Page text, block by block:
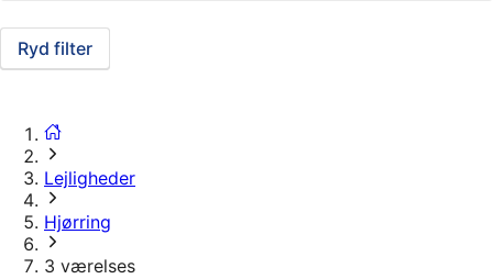
Ryd filter
Lejligheder
Hjørring
3 værelses